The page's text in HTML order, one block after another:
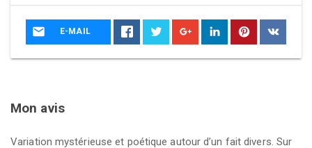
E-MAIL
Mon avis
Variation mystérieuse et poétique autour d’un fait divers. Sur